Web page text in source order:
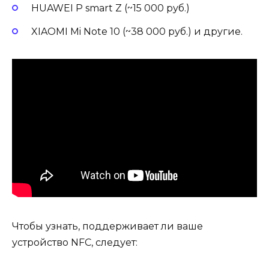
HUAWEI P smart Z (~15 000 руб.)
XIAOMI Mi Note 10 (~38 000 руб.) и другие.
Чтобы узнать, поддерживает ли ваше
устройство NFC, следует: